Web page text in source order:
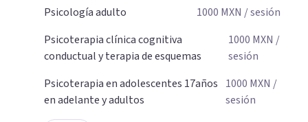
Psicología adulto
1000 MXN / sesión
Psicoterapia clínica cognitiva
conductual y terapia de esquemas
1000 MXN /
sesión
Psicoterapia en adolescentes 17años
en adelante y adultos
1000 MXN /
sesión